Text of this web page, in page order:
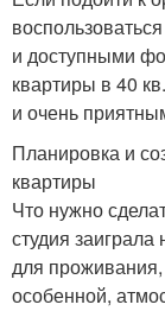
и доступными
квартиры в 40
и очень
Планировка и
квартиры
Что нужно
студия
для
особенной,